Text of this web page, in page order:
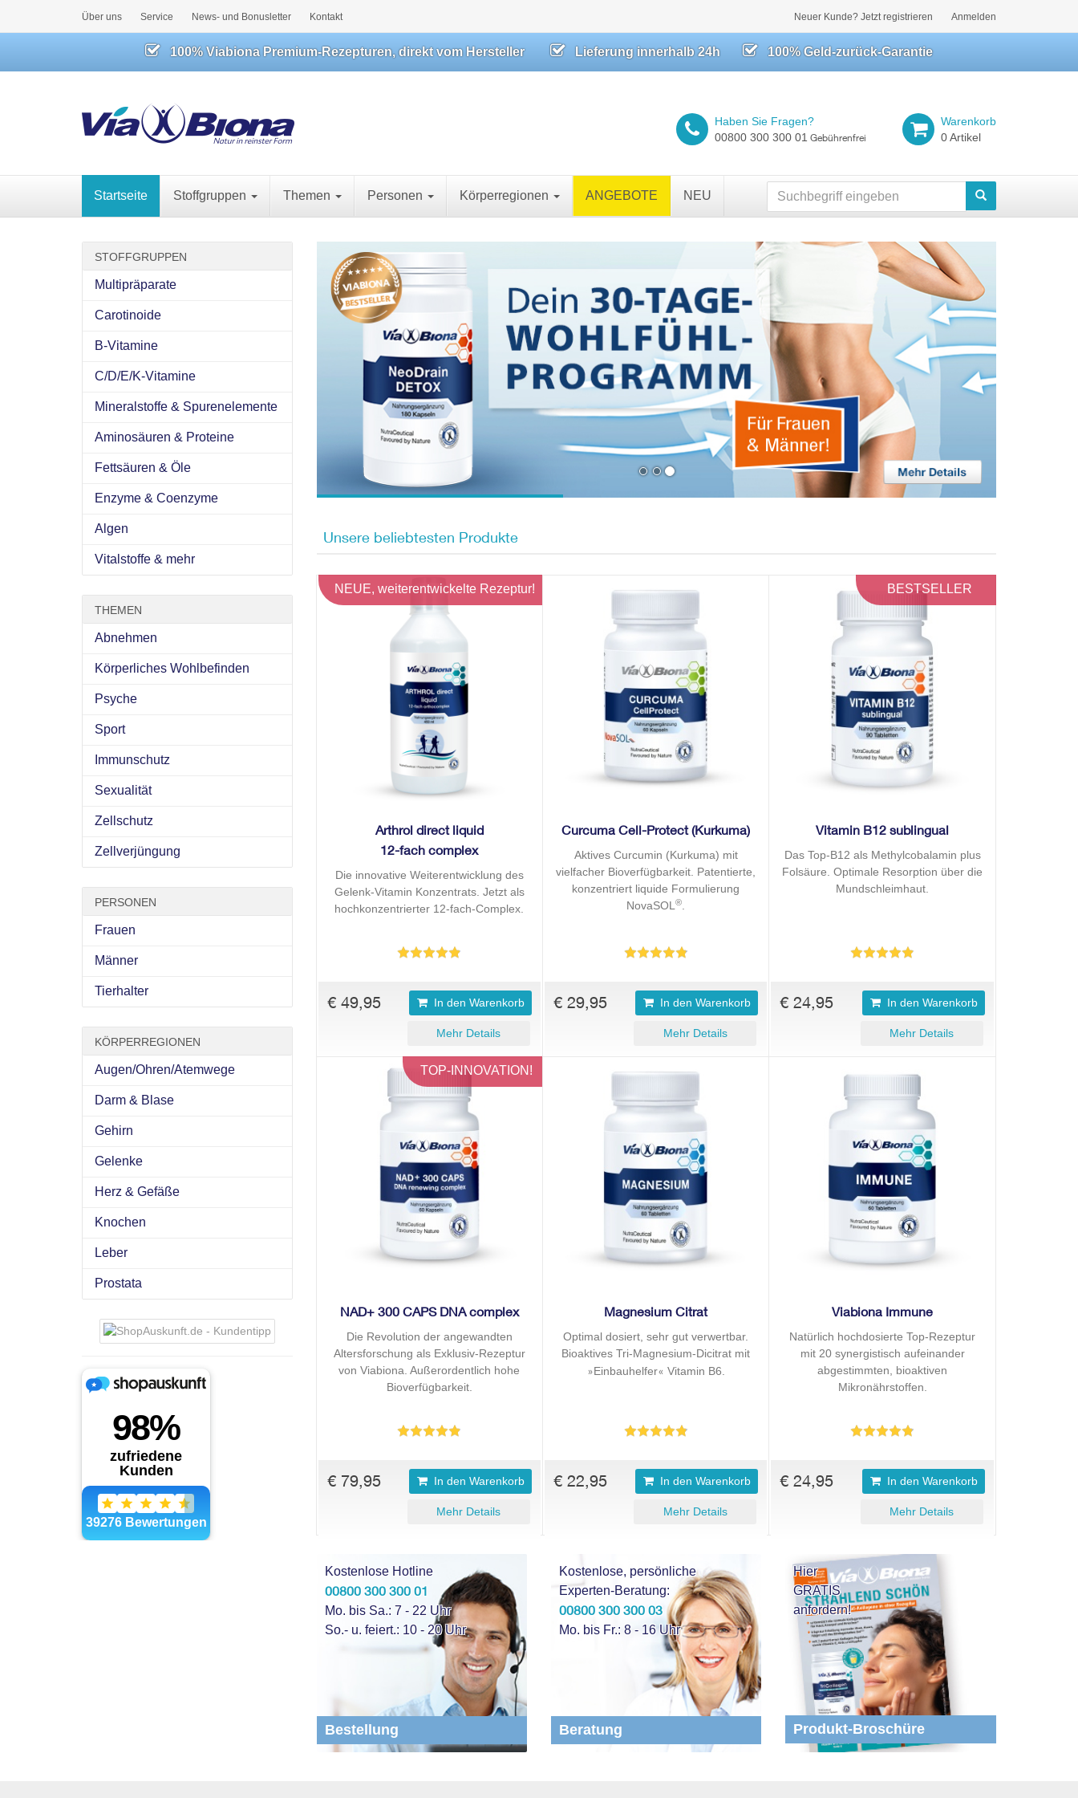
Über uns Service News- und Bonusletter Kontakt Neuer Kunde? Jetzt registrieren Anmelden
100% Viabiona Premium-Rezepturen, direkt vom Hersteller Lieferung innerhalb 24h 100% Geld-zurück-Garantie
Warenkorb
0 Artikel
Haben Sie Fragen?
00800 300 300 01 Gebührenfrei
Startseite Stoffgruppen Themen Personen Körperregionen ANGEBOTE NEU
Unsere beliebtesten Produkte
NEUE, weiterentwickelte Rezeptur!
Arthrol direct liquid
12-fach complex
Die innovative Weiterentwicklung des
Gelenk-Vitamin Konzentrats. Jetzt als
hochkonzentrierter 12-fach-Complex.
In den Warenkorb
Mehr Details
€ 49,95
Curcuma Cell-Protect (Kurkuma)
Aktives Curcumin (Kurkuma) mit
vielfacher Bioverfügbarkeit. Patentierte,
konzentriert liquide Formulierung
NovaSOL®
In den Warenkorb
Mehr Details
€ 29,95
BESTSELLER
Vitamin B12 sublingual
Das Top-B12 als Methylcobalamin plus
Folsäure. Optimale Resorption über die
Mundschleimhaut.
In den Warenkorb
Mehr Details
€ 24,95
TOP-INNOVATION!
NAD+ 300 CAPS DNA complex
Die Revolution der angewandten
Altersforschung als Exklusiv-Rezeptur
von Viabiona. Außerordentlich hohe
Bioverfügbarkeit.
In den Warenkorb
Mehr Details
€ 79,95
Magnesium Citrat
Optimal dosiert, sehr gut verwertbar.
Bioaktives Tri-Magnesium-Dicitrat mit
»Einbauhelfer« Vitamin B6.
In den Warenkorb
Mehr Details
€ 22,95
Viabiona Immune
Natürlich hochdosierte Top-Rezeptur
mit 20 synergistisch aufeinander
abgestimmten, bioaktiven
Mikronährstoffen.
In den Warenkorb
Mehr Details
€ 24,95
Kostenlose Hotline
00800 300 300 01
Mo. bis Sa.: 7 - 22 Uhr
So.- u. feiert.: 10 - 20 Uhr
Bestellung
Kostenlose, persönliche
Experten-Beratung:
00800 300 300 03
Mo. bis Fr.: 8 - 16 Uhr
Beratung
Hier
GRATIS
anfordern!
Produkt-Broschüre
STOFFGRUPPEN
Multipräparate
Carotinoide
B-Vitamine
C/D/E/K-Vitamine
Mineralstoffe & Spurenelemente
Aminosäuren & Proteine
Fettsäuren & Öle
Enzyme & Coenzyme
Algen
Vitalstoffe & mehr
THEMEN
Abnehmen
Körperliches Wohlbefinden
Psyche
Sport
Immunschutz
Sexualität
Zellschutz
Zellverjüngung
PERSONEN
Frauen
Männer
Tierhalter
KÖRPERREGIONEN
Augen/Ohren/Atemwege
Darm & Blase
Gehirn
Gelenke
Herz & Gefäße
Knochen
Leber
Prostata